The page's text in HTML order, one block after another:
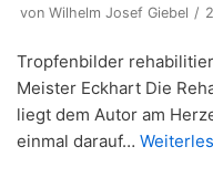
von Wilhelm Josef Giebel
Tropfenbilder
Meister Eckhart Die
liegt dem Autor am
einmal darauf…